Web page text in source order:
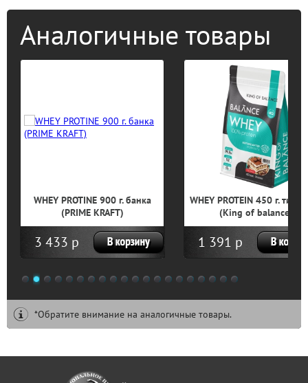
Аналогичные товары
WHEY PROTINE 900 г. банка
(PRIME KRAFT)
3 433 р
WHEY PROTEIN 450 г.
(King of balance)
1 391 р
1 2 3 4 5 6 7 8 9 10 11 12 13 14 15 16 17 18 19
*Обратите внимание на аналогичные товары.